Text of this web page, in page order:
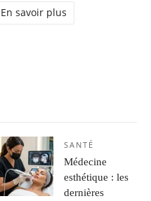
Séjour d’aventure au Brésil :
En savoir plus
SANTÉ
Médecine
esthétique : les
dernières